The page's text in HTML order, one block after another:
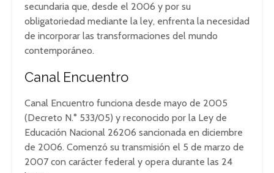
secundaria que, desde el 2006 y por su
obligatoriedad mediante la ley, enfrenta la necesidad
de incorporar las transformaciones del mundo
contemporáneo.
Canal Encuentro
Canal Encuentro funciona desde mayo de 2005
(Decreto N.° 533/05) y reconocido por la Ley de
Educación Nacional 26206 sancionada en diciembre
de 2006. Comenzó su transmisión el 5 de marzo de
2007 con carácter federal y opera durante las 24